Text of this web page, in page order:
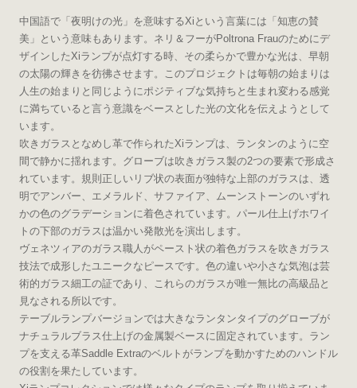
中国語で「夜明けの光」を意味するXiという言葉には「知恵の賛
美」という意味もあります。ネリ＆フーがPoltrona Frauのためにデ
ザインしたXiランプが点灯する時、その柔らかで豊かな光は、早朝
の太陽の輝きを彷彿させます。このプロジェクトは毎朝の始まりは
人生の始まりと同じようにポジティブな気持ちと生まれ変わる感覚
に満ちていると言う意識をベースとした光の文化を伝えようとして
います。
吹きガラスとなめし革で作られたXiランプは、ランタンのように空
間で静かに揺れます。グローブは吹きガラス製の2つの要素で形成さ
れています。規則正しいリブ状の表面が独特な上部のガラスは、透
明でアンバー、エメラルド、サファイア、ムーンストーンのいずれ
かの色のグラデーションに着色されています。パール仕上げホワイ
トの下部のガラスは温かい発散光を演出します。
ヴェネツィアのガラス職人がペースト状の着色ガラスを吹きガラス
技法で成形したユニークなピースです。色の違いや小さな気泡は芸
術的ガラス細工の証であり、これらのガラスが唯一無比の高級品と
見なされる所以です。
テーブルランプバージョンでは大きなランタンタイプのグローブが
ナチュラルブラス仕上げの金属製ベースに固定されています。ラン
プを支える革Saddle Extraのベルトがランプを動かすためのハンドル
の役割を果たしています。